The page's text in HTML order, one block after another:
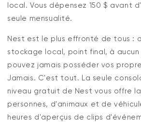
local. Vous dépensez 150 $ avant
seule mensualité.
Nest est le plus effronté de tous :
stockage local, point final, à aucun
pouvez jamais posséder vos
Jamais. C'est tout. La seule
niveau gratuit de Nest vous offre
personnes, d'animaux et de
heures d'aperçus de clips